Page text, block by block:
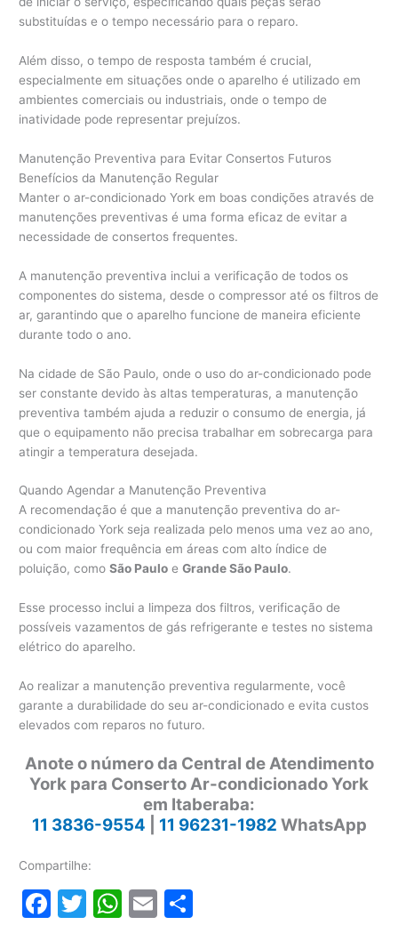
substituídas e o tempo necessário para o reparo.
Além disso, o tempo de resposta também é crucial,
especialmente em situações onde o aparelho é utilizado em
ambientes comerciais ou industriais, onde o tempo de
inatividade pode representar prejuízos.
Manutenção Preventiva para Evitar Consertos Futuros
Benefícios da Manutenção Regular
Manter o ar-condicionado York em boas condições através de
manutenções preventivas é uma forma eficaz de evitar a
necessidade de consertos frequentes.
A manutenção preventiva inclui a verificação de todos os
componentes do sistema, desde o compressor até os filtros de
ar, garantindo que o aparelho funcione de maneira eficiente
durante todo o ano.
Na cidade de São Paulo, onde o uso do ar-condicionado pode
ser constante devido às altas temperaturas, a manutenção
preventiva também ajuda a reduzir o consumo de energia, já
que o equipamento não precisa trabalhar em sobrecarga para
atingir a temperatura desejada.
Quando Agendar a Manutenção Preventiva
A recomendação é que a manutenção preventiva do ar-
condicionado York seja realizada pelo menos uma vez ao ano,
ou com maior frequência em áreas com alto índice de
poluição, comoSão Paulo eGrande São Paulo.
Esse processo inclui a limpeza dos filtros, verificação de
possíveis vazamentos de gás refrigerante e testes no sistema
elétrico do aparelho.
Ao realizar a manutenção preventiva regularmente, você
garante a durabilidade do seu ar-condicionado e evita custos
elevados com reparos no futuro.
Anote o número da Central de Atendimento
York para Conserto Ar-condicionado York
em Itaberaba:
11 3836-9554
11 96231-1982 WhatsApp
Compartilhe:
F
T
W E